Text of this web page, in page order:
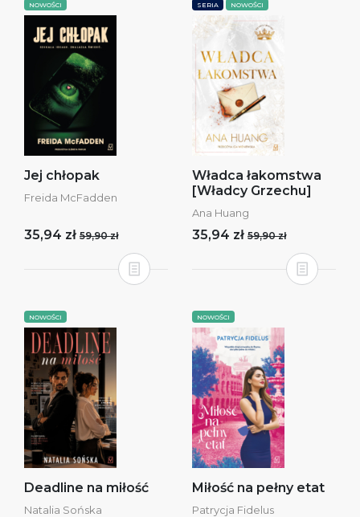
NOWOŚCI
Jej chłopak
Freida McFadden
35,94 zł 59,90 zł
SERIA NOWOŚCI
Władca łakomstwa
[Władcy Grzechu]
Ana Huang
35,94 zł 59,90 zł
NOWOŚCI
Deadline na miłość
Natalia Sońska
NOWOŚCI
Miłość na pełny etat
Patrycja Fidelus